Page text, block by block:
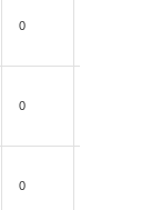
0
0
0